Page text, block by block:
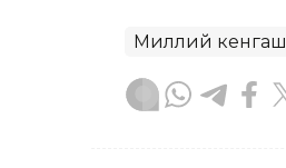
Миллий кенгаш